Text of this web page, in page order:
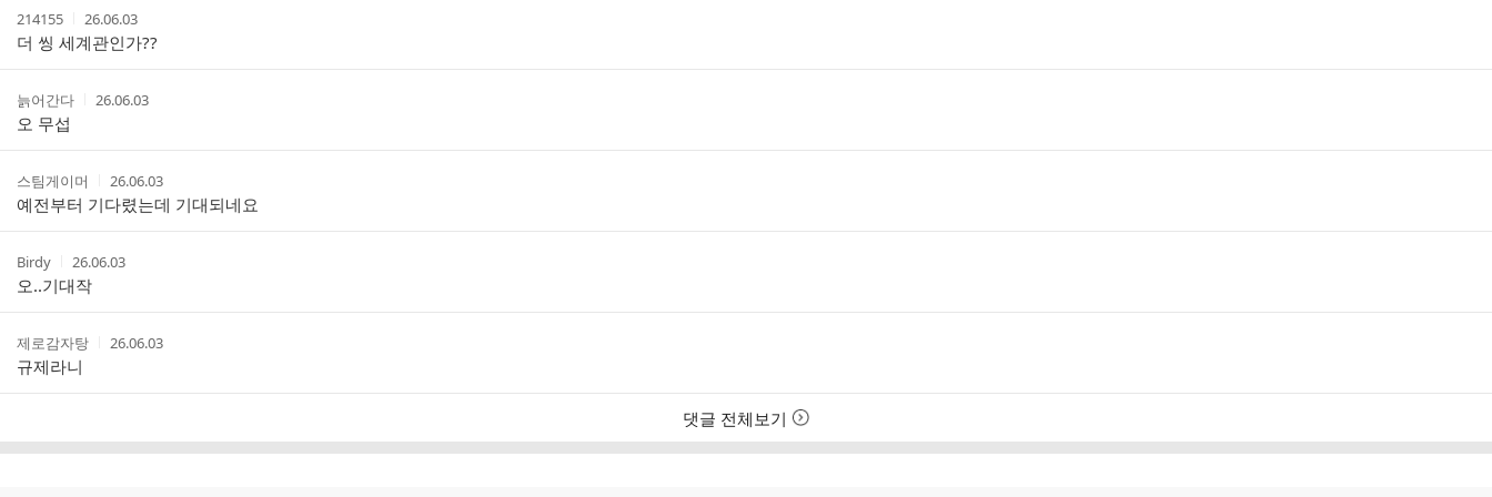
스
작
성
자
214155
작
성
시
간
26.06.03
더 씽 세계관인가??
작
성
자
늙어간다
작
간
26.06.03
오 무섭
작
성
자
스팀게이머
작
성
시
간
26.06.03
예전부터 기다렸는데 기대되네요
작
성
자
Birdy
작
성
시
간
26.06.03
오..기대작
작
성
자
제로감자탕
작
간
26.06.03
규제라니
댓글 전체보기